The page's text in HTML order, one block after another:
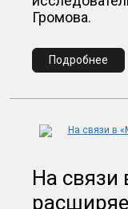
Громова.
Подробнее
На связи